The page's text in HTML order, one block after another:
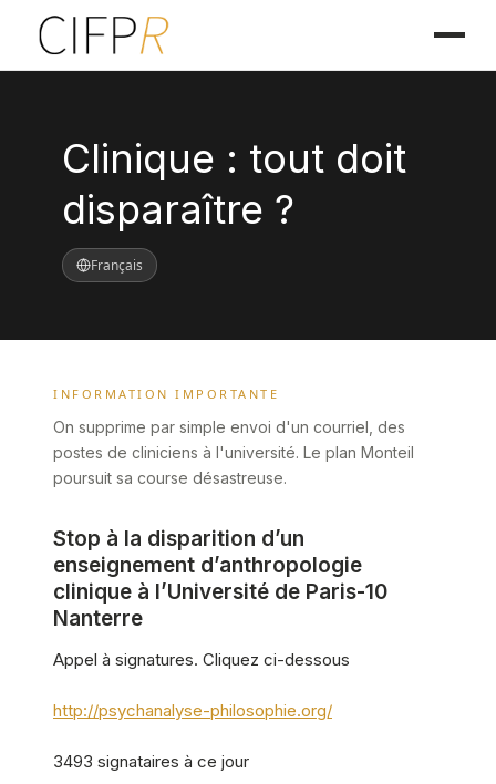
Clinique : tout doit
disparaître ?
Français
INFORMATION IMPORTANTE
On supprime par simple envoi d'un courriel, des
postes de cliniciens à l'université. Le plan Monteil
poursuit sa course désastreuse.
Stop à la disparition d’un
enseignement d’anthropologie
clinique à l’Université de Paris-10
Nanterre
Appel à signatures. Cliquez ci-dessous
http://psychanalyse-philosophie.org/
3493 signataires à ce jour